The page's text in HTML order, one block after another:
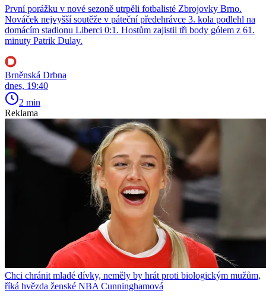
První porážku v nové sezoně utrpěli fotbalisté Zbrojovky Brno.
Nováček nejvyšší soutěže v páteční předehrávce 3. kola podlehl na
domácím stadionu Liberci 0:1. Hostům zajistil tři body gólem z 61.
minuty Patrik Dulay.
Brněnská Drbna
dnes, 19:40
2 min
Reklama
Chci chránit mladé dívky, neměly by hrát proti biologickým mužům,
říká hvězda ženské NBA Cunninghamová